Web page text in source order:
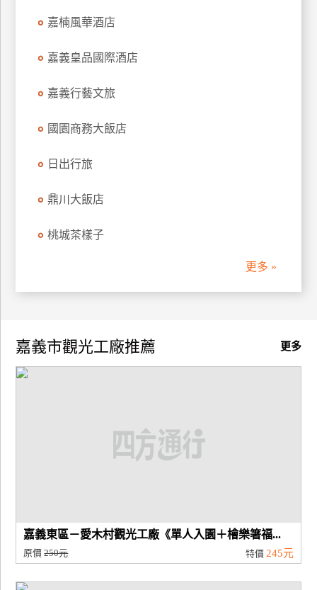
廠
合
品
宣
嘉楠風華酒店
嘉義皇品國際酒店
嘉義行藝文旅
國園商務大飯店
日出行旅
鼎川大飯店
桃城茶樣子
更多 »
更多
嘉義市觀光工廠推薦
嘉義東區－愛木村觀光工廠《單人入園＋檜樂箸福...
原價250元 特價 245元